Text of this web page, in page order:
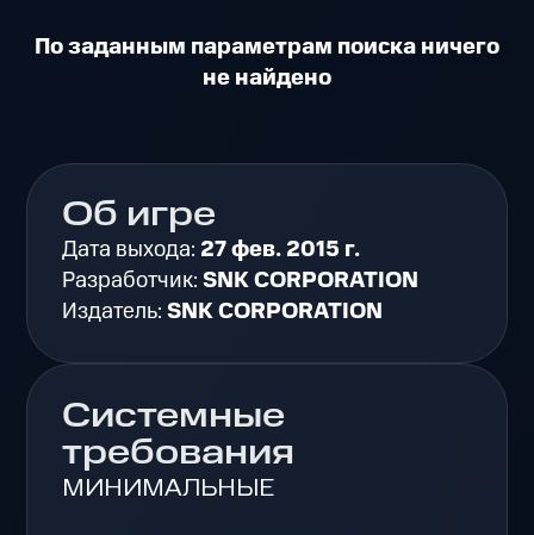
По заданным параметрам поиска ничего
не найдено
Об игре
Дата выхода: 27 фев. 2015 г.
Разработчик:SNK CORPORATION
Издатель:SNK CORPORATION
Системные
требования
МИНИМАЛЬНЫЕ